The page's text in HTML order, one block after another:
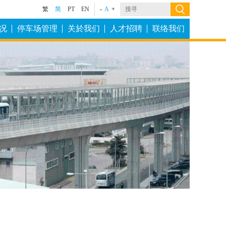
繁 简 PT EN - A +
停车场管理 关於我们 人才招聘 联络我们